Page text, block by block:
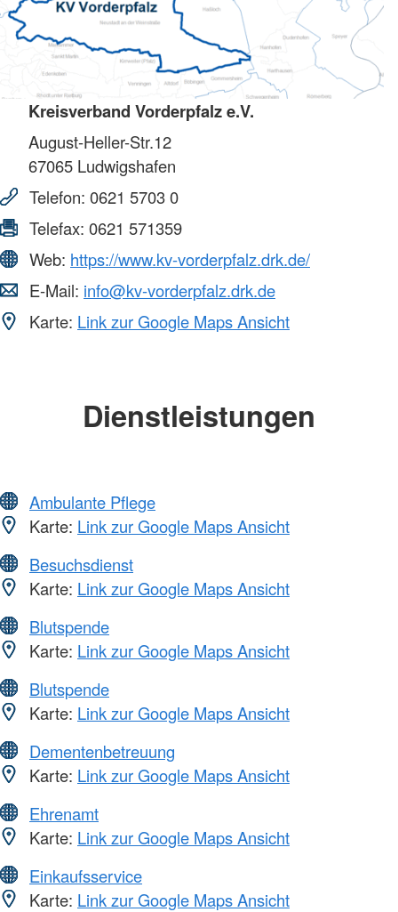
Kreisverband Vorderpfalz e.V.
August-Heller-Str.12
67065 Ludwigshafen
Telefon: 0621 5703 0
Telefax: 0621 571359
Web: https://www.kv-vorderpfalz.drk.de/
E-Mail: info@kv-vorderpfalz.drk.de
Karte: Link zur Google Maps Ansicht
Dienstleistungen
Ambulante Pflege
Karte: Link zur Google Maps Ansicht
Besuchsdienst
Karte: Link zur Google Maps Ansicht
Blutspende
Karte: Link zur Google Maps Ansicht
Blutspende
Karte: Link zur Google Maps Ansicht
Dementenbetreuung
Karte: Link zur Google Maps Ansicht
Ehrenamt
Karte: Link zur Google Maps Ansicht
Einkaufsservice
Karte: Link zur Google Maps Ansicht